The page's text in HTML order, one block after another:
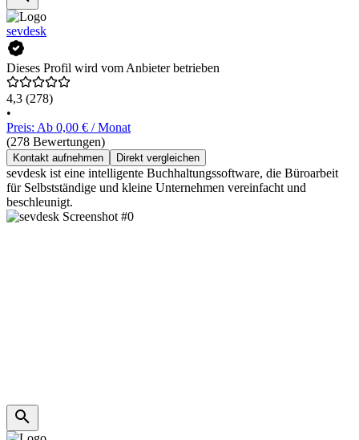
sevdesk
Dieses Profil wird vom Anbieter betrieben
4,3 (278)
•
Preis: Ab 0,00 € / Monat
(278 Bewertungen)
Kontakt aufnehmen Direkt vergleichen
sevdesk ist eine intelligente Buchhaltungssoftware, die Büroarbeit
für Selbstständige und kleine Unternehmen vereinfacht und
beschleunigt.